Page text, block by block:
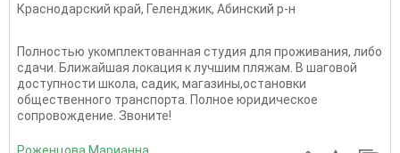
Краснодарский край, Геленджик, Абинский р-н
Полностью укомплектованная студия для проживания, либо
сдачи. Ближайшая локация к лучшим пляжам. В шаговой
доступности школа, садик, магазины,остановки
общественного транспорта. Полное юридическое
сопровождение. Звоните!
Роженцова Марианна